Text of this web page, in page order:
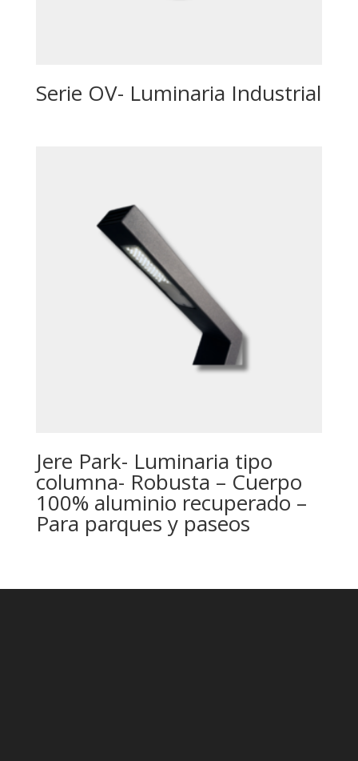
Serie OV- Luminaria Industrial
Jere Park- Luminaria tipo
columna- Robusta – Cuerpo
100% aluminio recuperado –
Para parques y paseos